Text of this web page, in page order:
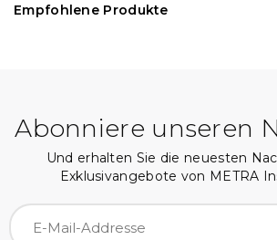
Empfohlene Produkte
Abonniere unseren
Und erhalten Sie die neuesten
Exklusivangebote von METRA